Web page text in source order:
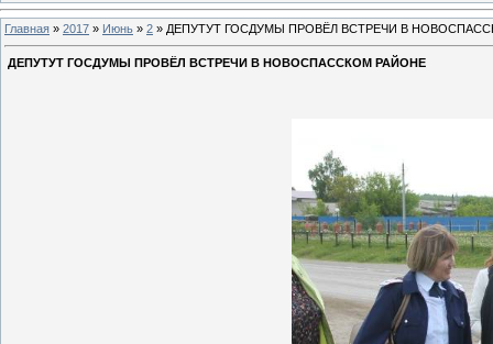
Главная » 2017 » Июнь » 2 » ДЕПУТУТ ГОСДУМЫ ПРОВЁЛ ВСТРЕЧИ В
ДЕПУТУТ ГОСДУМЫ ПРОВЁЛ ВСТРЕЧИ В НОВОСПАССКОМ РАЙОНЕ